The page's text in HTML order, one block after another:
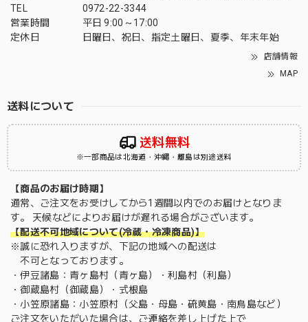
TEL
0972-22-3344
営業時間
平日 9:00～17:00
定休日
日曜日、祝日、指定土曜日、夏季、年末年始
店舗情報
MAP
送料について
送料無料
※一部商品は北海道・沖縄・離島は別途送料
【商品のお届け時期】
通常、ご注文をお受けしてから1週間以内でのお届けとなりま
す。 天候などによりお届けが遅れる場合がございます。
【配送不可地域について(冷蔵・冷凍商品)】
※誠に恐れ入りますが、下記の地域への配送は
不可となっております。
・伊豆諸島：青ヶ島村（青ヶ島）・利島村（利島）
・御蔵島村（御蔵島）・式根島
・小笠原諸島：小笠原村（父島・母島・硫黄島・南鳥島など）
ご注文をいただいた場合は、ご連絡を差し上げた上で